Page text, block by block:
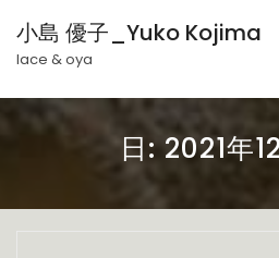
小島 優子_Yuko Kojima
lace & oya
日:2021年